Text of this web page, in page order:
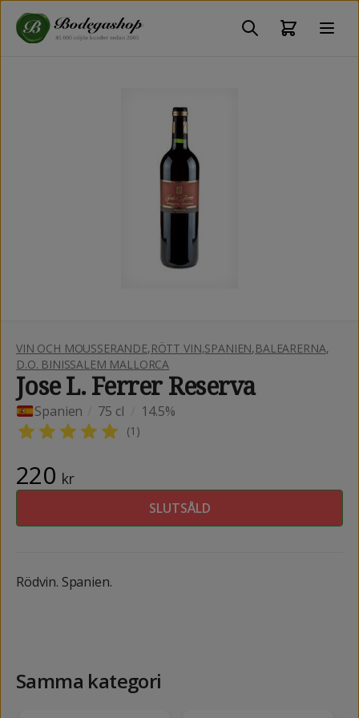
VIN OCH MOUSSERANDE,RÖTT VIN,SPANIEN,BALEARERNA,
D.O. BINISSALEM MALLORCA
Jose L. Ferrer Reserva
Spanien 75 cl 14.5%
(1 )
220 kr
SLUTSÅLD
Rödvin. Spanien.
Samma kategori